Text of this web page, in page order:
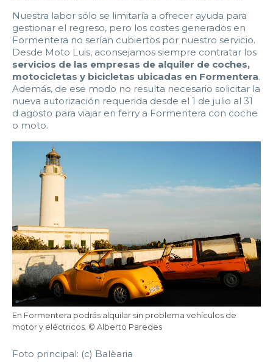
Nuestra labor sólo se limitaría a ofrecer ayuda para
gestionar el regreso, pero los costes generados en
Formentera no serían cubiertos por nuestro servicio.
Desde Moto Luis, aconsejamos siempre contratar los
servicios de las empresas de alquiler de coches,
motocicletas y bicicletas ubicadas en Formentera.
Además, de ese modo no resulta necesario solicitar la
nueva autorización requerida desde el 1 de julio al 31
d agosto para viajar en ferry a Formentera con coche
o moto.
En Formentera podrás alquilar sin problema vehículos de
motor y eléctricos. © Alberto Paredes
Foto principal: (c) Balèaria